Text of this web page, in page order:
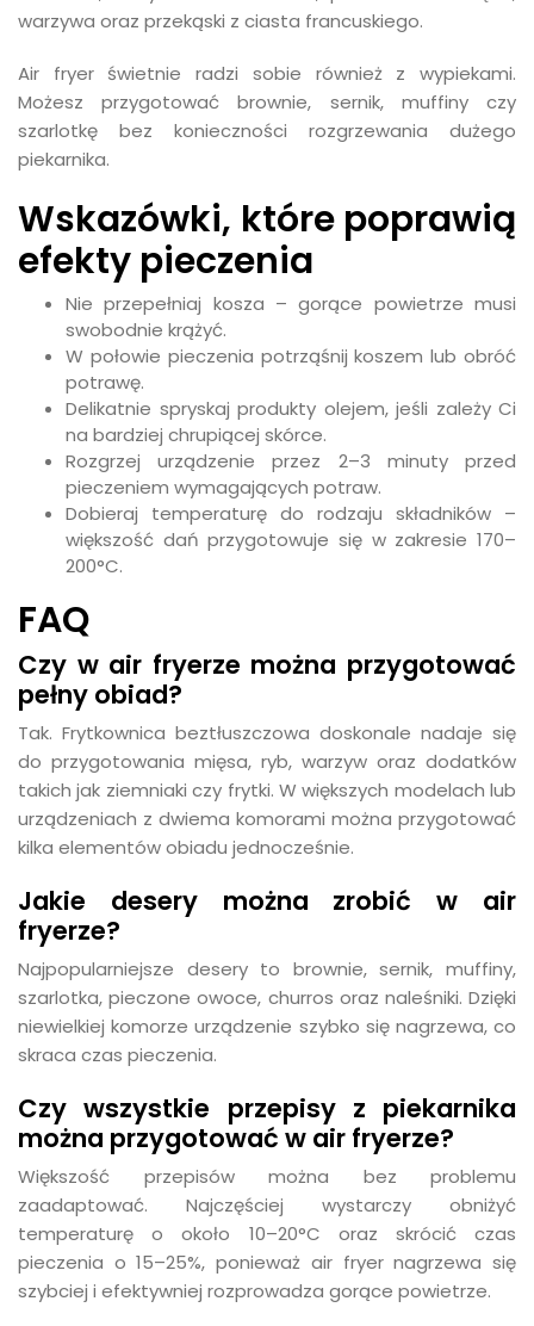
warzywa oraz przekąski z ciasta francuskiego.
Air fryer świetnie radzi sobie również z wypiekami.
Możesz przygotować brownie, sernik, muffiny czy
szarlotkę bez konieczności rozgrzewania dużego
piekarnika.
Wskazówki, które poprawią
efekty pieczenia
Nie przepełniaj kosza – gorące powietrze musi
swobodnie krążyć.
W połowie pieczenia potrząśnij koszem lub obróć
potrawę.
Delikatnie spryskaj produkty olejem, jeśli zależy Ci
na bardziej chrupiącej skórce.
Rozgrzej urządzenie przez 2–3 minuty przed
pieczeniem wymagających potraw.
Dobieraj temperaturę do rodzaju składników –
większość dań przygotowuje się w zakresie 170–
200°C.
FAQ
Czy w air fryerze można przygotować
pełny obiad?
Tak. Frytkownica beztłuszczowa doskonale nadaje się
do przygotowania mięsa, ryb, warzyw oraz dodatków
takich jak ziemniaki czy frytki. W większych modelach lub
urządzeniach z dwiema komorami można przygotować
kilka elementów obiadu jednocześnie.
Jakie desery można zrobić w air
fryerze?
Najpopularniejsze desery to brownie, sernik, muffiny,
szarlotka, pieczone owoce, churros oraz naleśniki. Dzięki
niewielkiej komorze urządzenie szybko się nagrzewa, co
skraca czas pieczenia.
Czy wszystkie przepisy z piekarnika
można przygotować w air fryerze?
Większość przepisów można bez problemu
zaadaptować. Najczęściej wystarczy obniżyć
temperaturę o około 10–20°C oraz skrócić czas
pieczenia o 15–25%, ponieważ air fryer nagrzewa się
szybciej i efektywniej rozprowadza gorące powietrze.